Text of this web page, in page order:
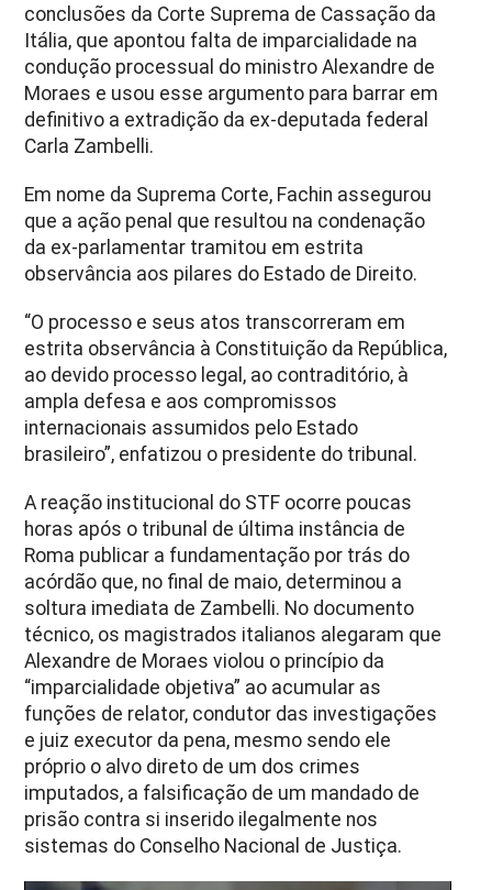
conclusões da Corte Suprema de Cassação da
Itália, que apontou falta de imparcialidade na
condução processual do ministro Alexandre de
Moraes e usou esse argumento para barrar em
definitivo a extradição da ex-deputada federal
Carla Zambelli.
Em nome da Suprema Corte, Fachin assegurou
que a ação penal que resultou na condenação
da ex-parlamentar tramitou em estrita
observância aos pilares do Estado de Direito.
“O processo e seus atos transcorreram em
estrita observância à Constituição da República,
ao devido processo legal, ao contraditório, à
ampla defesa e aos compromissos
internacionais assumidos pelo Estado
brasileiro”, enfatizou o presidente do tribunal.
A reação institucional do STF ocorre poucas
horas após o tribunal de última instância de
Roma publicar a fundamentação por trás do
acórdão que, no final de maio, determinou a
soltura imediata de Zambelli. No documento
técnico, os magistrados italianos alegaram que
Alexandre de Moraes violou o princípio da
“imparcialidade objetiva” ao acumular as
funções de relator, condutor das investigações
e juiz executor da pena, mesmo sendo ele
próprio o alvo direto de um dos crimes
imputados, a falsificação de um mandado de
prisão contra si inserido ilegalmente nos
sistemas do Conselho Nacional de Justiça.